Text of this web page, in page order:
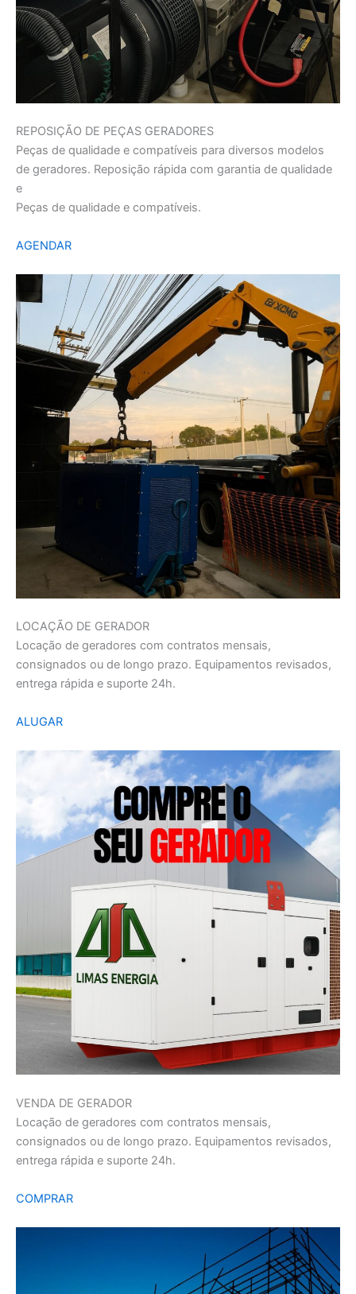
REPOSIÇÃO DE PEÇAS GERADORES
Peças de qualidade e compatíveis para diversos modelos
de geradores. Reposição rápida com garantia de qualidade
e
Peças de qualidade e compatíveis.
AGENDAR
LOCAÇÃO DE GERADOR
Locação de geradores com contratos mensais,
consignados ou de longo prazo. Equipamentos revisados,
entrega rápida e suporte 24h.
ALUGAR
VENDA DE GERADOR
Locação de geradores com contratos mensais,
consignados ou de longo prazo. Equipamentos revisados,
entrega rápida e suporte 24h.
COMPRAR